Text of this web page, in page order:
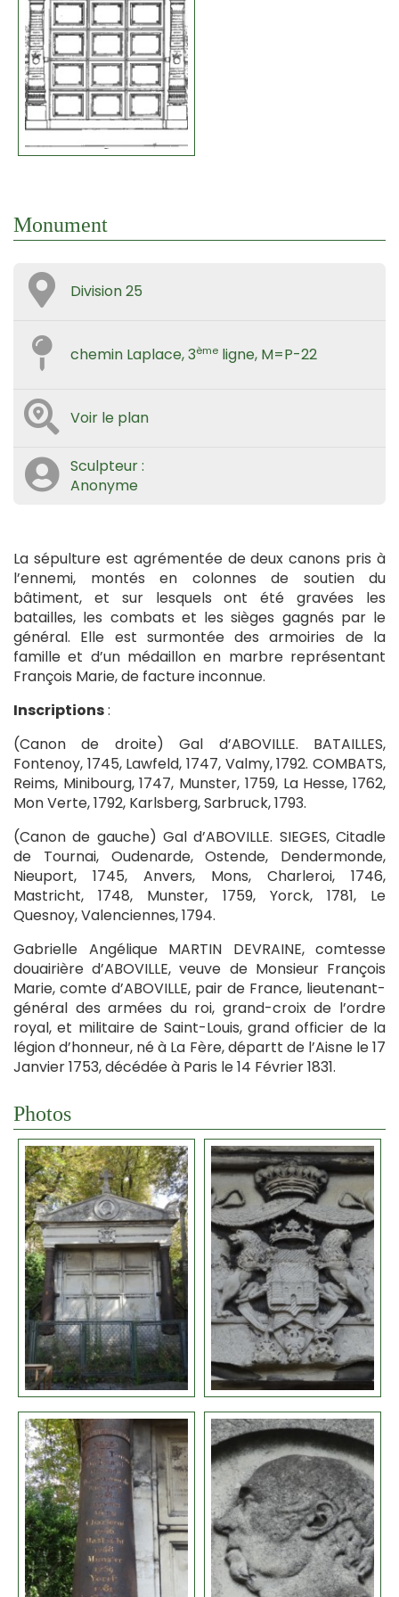
Monument
Division 25
chemin Laplace, 3ème ligne, M=P-22
Voir le plan
Sculpteur :
Anonyme
La sépulture est agrémentée de deux canons pris à
l’ennemi, montés en colonnes de soutien du
bâtiment, et sur lesquels ont été gravées les
batailles, les combats et les sièges gagnés par le
général. Elle est surmontée des armoiries de la
famille et d’un médaillon en marbre représentant
François Marie, de facture inconnue.
Inscriptions:
(Canon de droite) Gal d’ABOVILLE. BATAILLES,
Fontenoy, 1745, Lawfeld, 1747, Valmy, 1792. COMBATS,
Reims, Minibourg, 1747, Munster, 1759, La Hesse, 1762,
Mon Verte, 1792, Karlsberg, Sarbruck, 1793.
(Canon de gauche) Gal d’ABOVILLE. SIEGES, Citadle
de Tournai, Oudenarde, Ostende, Dendermonde,
Nieuport, 1745, Anvers, Mons, Charleroi, 1746,
Mastricht, 1748, Munster, 1759, Yorck, 1781, Le
Quesnoy, Valenciennes, 1794.
Gabrielle Angélique MARTIN DEVRAINE, comtesse
douairière d’ABOVILLE, veuve de Monsieur François
Marie, comte d’ABOVILLE, pair de France, lieutenant-
général des armées du roi, grand-croix de l’ordre
royal, et militaire de Saint-Louis, grand officier de la
légion d’honneur, né à La Fère, départt de l’Aisne le 17
Janvier 1753, décédée à Paris le 14 Février 1831.
Photos